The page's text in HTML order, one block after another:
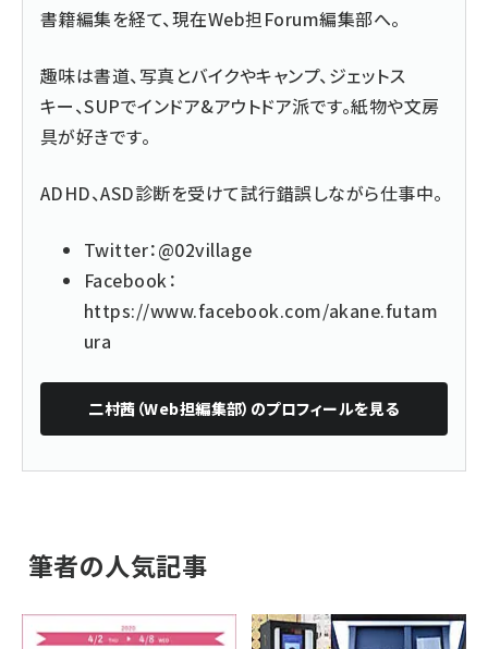
書籍編集を経て、現在Web担Forum編集部へ。
趣味は書道、写真とバイクやキャンプ、ジェットス
キー、SUPでインドア&アウトドア派です。紙物や文房
具が好きです。
ADHD、ASD診断を受けて試行錯誤しながら仕事中。
Twitter：@02village
Facebook：
https://www.facebook.com/akane.futam
ura
二村茜（Web担編集部） のプロフィールを見る
筆者の人気記事